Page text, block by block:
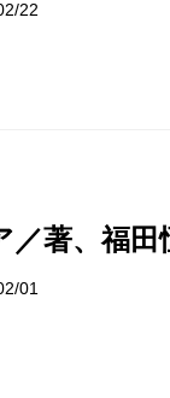
22
著、福田
01